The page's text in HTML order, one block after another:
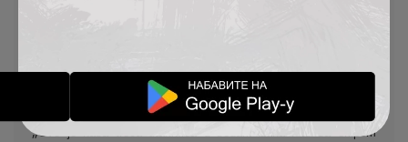
očekuje od obe ekipe kvalitetnu igru i dobru utakmicu, ali i da u
toj situaciji TSC ostvari pozitivan rezultat.
„Ovo je naša treća utakmica u sedam dana i to sa ekipom